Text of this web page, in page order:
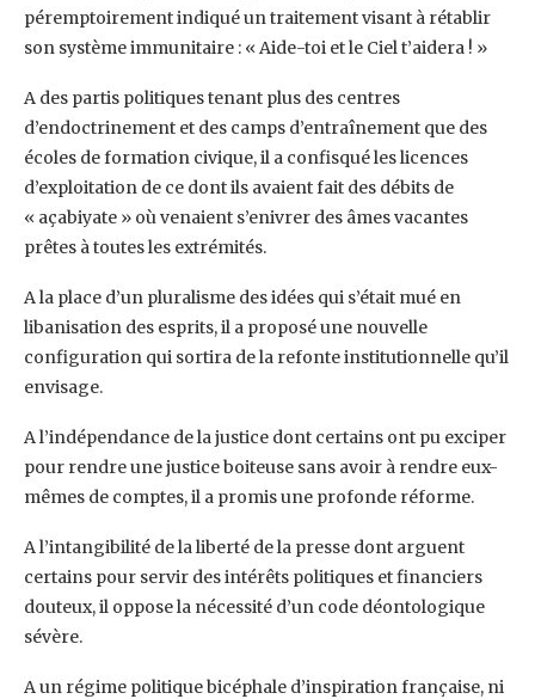
péremptoirement indiqué un traitement visant à rétablir
son système immunitaire : « Aide-toi et le Ciel t’aidera ! »
A des partis politiques tenant plus des centres
d’endoctrinement et des camps d’entraînement que des
écoles de formation civique, il a confisqué les licences
d’exploitation de ce dont ils avaient fait des débits de
« açabiyate » où venaient s’enivrer des âmes vacantes
prêtes à toutes les extrémités.
A la place d’un pluralisme des idées qui s’était mué en
libanisation des esprits, il a proposé une nouvelle
configuration qui sortira de la refonte institutionnelle qu’il
envisage.
A l’indépendance de la justice dont certains ont pu exciper
pour rendre une justice boiteuse sans avoir à rendre eux-
mêmes de comptes, il a promis une profonde réforme.
A l’intangibilité de la liberté de la presse dont arguent
certains pour servir des intérêts politiques et financiers
douteux, il oppose la nécessité d’un code déontologique
sévère.
A un régime politique bicéphale d’inspiration française, ni